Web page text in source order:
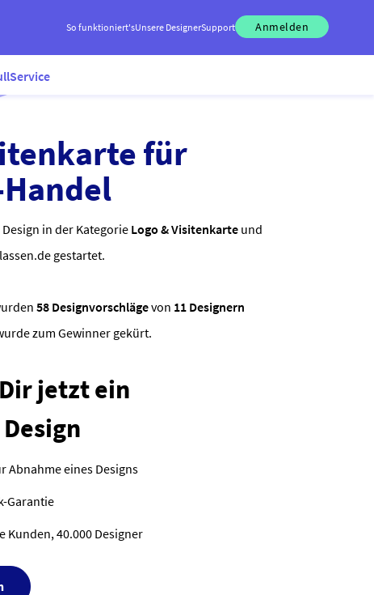
So funktioniert'sUnsere DesignerSupport Anmelden
für
in der Kategorie Logo & Visitenkarte und
gestartet.
58 Designvorschlägevon 11 Designern
zum Gewinner gekürt.
jetzt ein
Abnahme eines Designs
Garantie
Kunden, 40.000 Designer